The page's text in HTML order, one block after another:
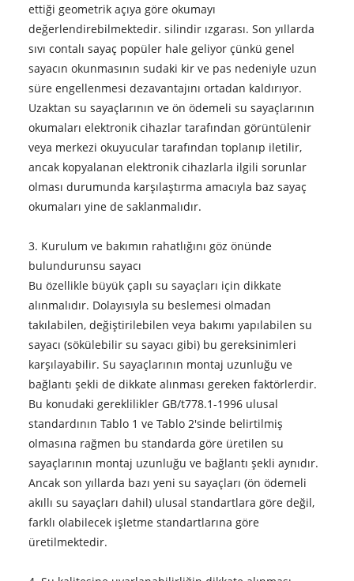
ettiği geometrik açıya göre okumayı
değerlendirebilmektedir. silindir ızgarası. Son yıllarda
sıvı contalı sayaç popüler hale geliyor çünkü genel
sayacın okunmasının sudaki kir ve pas nedeniyle uzun
süre engellenmesi dezavantajını ortadan kaldırıyor.
Uzaktan su sayaçlarının ve ön ödemeli su sayaçlarının
okumaları elektronik cihazlar tarafından görüntülenir
veya merkezi okuyucular tarafından toplanıp iletilir,
ancak kopyalanan elektronik cihazlarla ilgili sorunlar
olması durumunda karşılaştırma amacıyla baz sayaç
okumaları yine de saklanmalıdır.
3. Kurulum ve bakımın rahatlığını göz önünde
bulundurunsu sayacı
Bu özellikle büyük çaplı su sayaçları için dikkate
alınmalıdır. Dolayısıyla su beslemesi olmadan
takılabilen, değiştirilebilen veya bakımı yapılabilen su
sayacı (sökülebilir su sayacı gibi) bu gereksinimleri
karşılayabilir. Su sayaçlarının montaj uzunluğu ve
bağlantı şekli de dikkate alınması gereken faktörlerdir.
Bu konudaki gereklilikler GB/t778.1-1996 ulusal
standardının Tablo 1 ve Tablo 2'sinde belirtilmiş
olmasına rağmen bu standarda göre üretilen su
sayaçlarının montaj uzunluğu ve bağlantı şekli aynıdır.
Ancak son yıllarda bazı yeni su sayaçları (ön ödemeli
akıllı su sayaçları dahil) ulusal standartlara göre değil,
farklı olabilecek işletme standartlarına göre
üretilmektedir.